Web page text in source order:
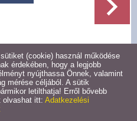
oldalra!
(cookie) használ működése
érdekében, hogy a legjobb
nyújthassa Önnek, valamint
mérése céljából. A sütik
letilthatja! Erről bővebb
olvashat itt: Adatkezelési